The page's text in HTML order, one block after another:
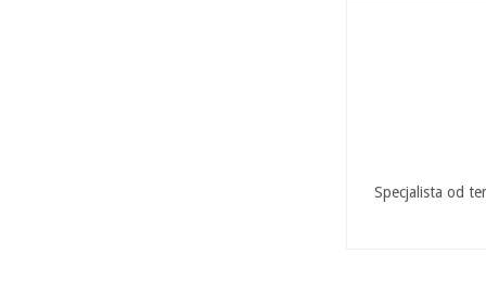
Specjalista od